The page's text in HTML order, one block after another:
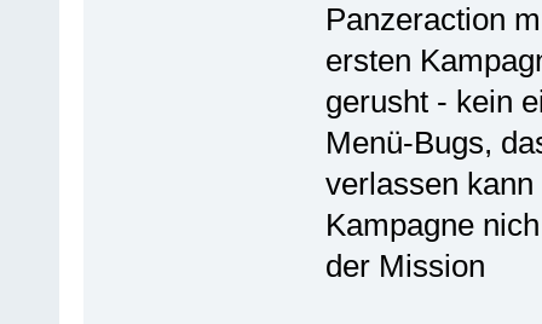
Panzeraction
ersten
gerusht - kein
Menü-Bugs,
verlassen
Kampagne
der Mission